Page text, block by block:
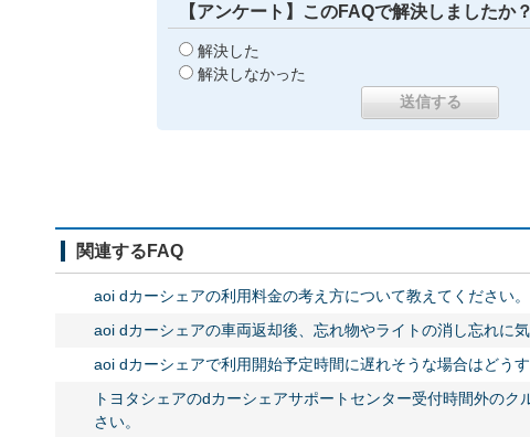
【アンケート】このFAQで解決しましたか？
解決した
解決しなかった
関連するFAQ
aoi dカーシェアの利用料金の考え方について教えてください。
aoi dカーシェアの車両返却後、忘れ物やライトの消し忘れに
aoi dカーシェアで利用開始予定時間に遅れそうな場合はどう
トヨタシェアのdカーシェアサポートセンター受付時間外の
さい。